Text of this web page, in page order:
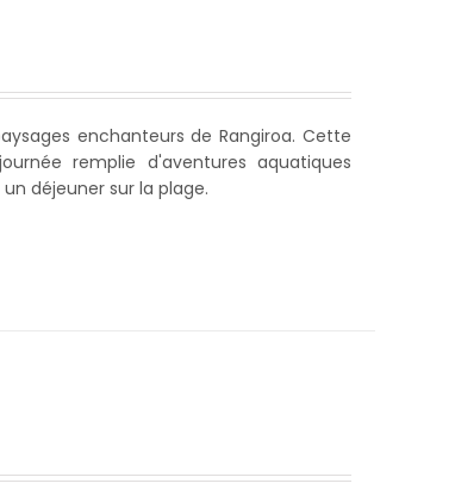
enchanteurs de Rangiroa. Cette
remplie d'aventures aquatiques
déjeuner sur la plage.